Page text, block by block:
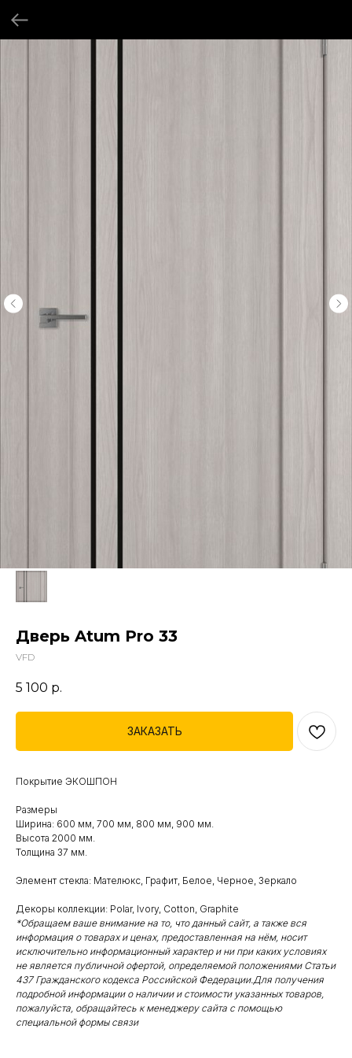
Дверь Atum Pro 33
VFD
5 100 р.
ЗАКАЗАТЬ
Покрытие ЭКОШПОН
Размеры
Ширина: 600 мм, 700 мм, 800 мм, 900 мм.
Высота 2000 мм.
Толщина 37 мм.
Элемент стекла: Мателюкс, Графит, Белое, Черное, Зеркало
Декоры коллекции: Polar, Ivory, Cotton, Graphite
*Обращаем ваше внимание на то, что данный сайт, а также вся
информация о товарах и ценах, предоставленная на нём, носит
исключительно информационный характер и ни при каких условиях
не является публичной офертой, определяемой положениями Статьи
437 Гражданского кодекса Российской Федерации.Для получения
подробной информации о наличии и стоимости указанных товаров,
пожалуйста, обращайтесь к менеджеру сайта с помощью
специальной формы связи